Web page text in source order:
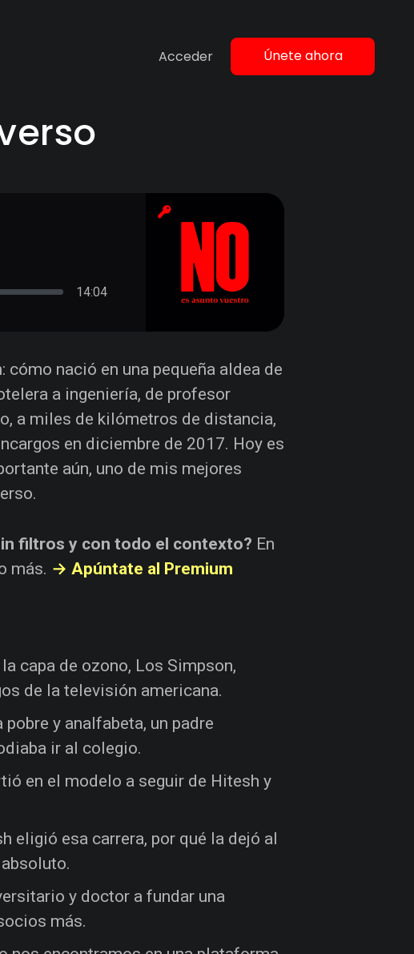
Acceder Únete ahora
14:04
nació en una pequeña aldea de
a ingeniería, de profesor
a miles de kilómetros de distancia,
en diciembre de 2017. Hoy es
aún, uno de mis mejores
filtros y con todo el contexto? En
más. → Apúntate al Premium
capa de ozono, Los Simpson,
de la televisión americana.
pobre y analfabeta, un padre
ir al colegio.
en el modelo a seguir de Hitesh y
eligió esa carrera, por qué la dejó al
y doctor a fundar una
más.